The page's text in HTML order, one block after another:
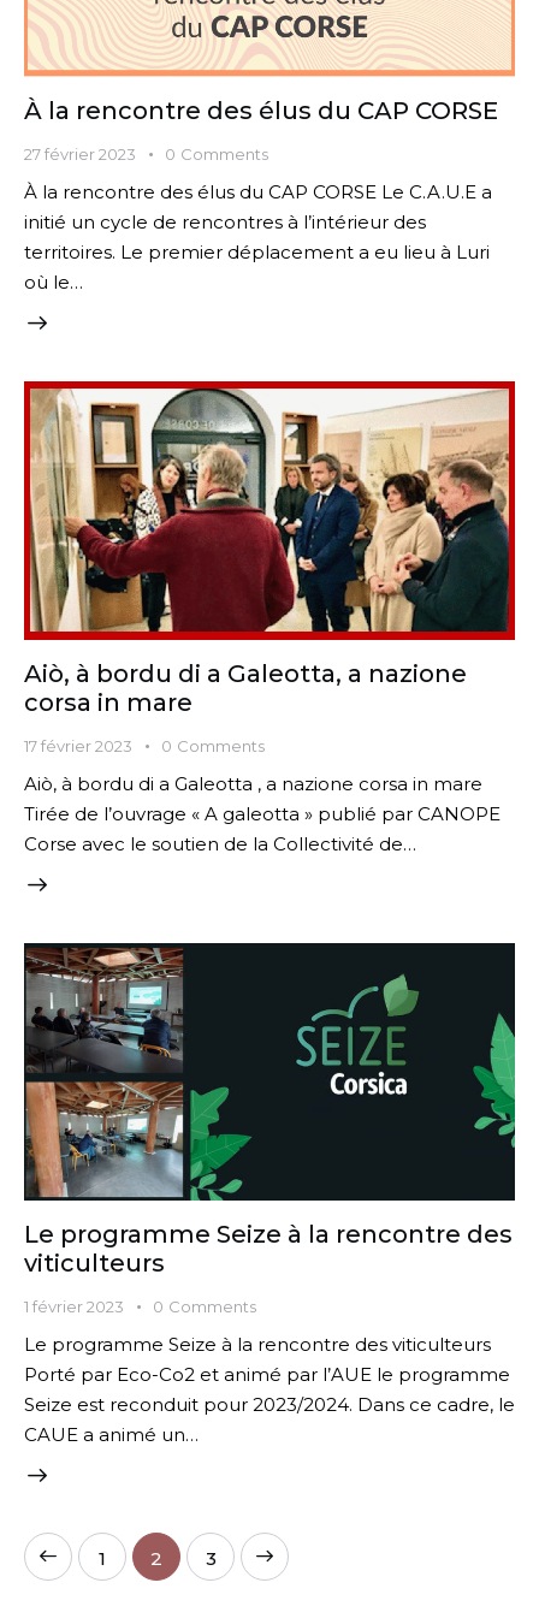
À la rencontre des élus du CAP CORSE
27 février 2023 0 Comments
À la rencontre des élus du CAP CORSE Le C.A.U.E a
initié un cycle de rencontres à l’intérieur des
territoires. Le premier déplacement a eu lieu à Luri
où le…
Aiò, à bordu di a Galeotta, a nazione
corsa in mare
17 février 2023 0 Comments
Aiò, à bordu di a Galeotta , a nazione corsa in mare
Tirée de l’ouvrage « A galeotta » publié par CANOPE
Corse avec le soutien de la Collectivité de…
Le programme Seize à la rencontre des
viticulteurs
1 février 2023 0 Comments
Le programme Seize à la rencontre des viticulteurs
Porté par Eco-Co2 et animé par l’AUE le programme
Seize est reconduit pour 2023/2024. Dans ce cadre, le
CAUE a animé un…
1 2 3